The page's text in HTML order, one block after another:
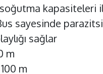
kapasiteleri
sayesinde
sağlar
m
m